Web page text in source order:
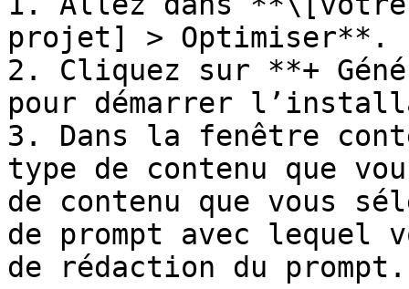
projet] > Optimiser**.
2. Cliquez sur **+
pour démarrer
3. Dans la fenêtre
type de contenu que
de contenu que vous
de prompt avec lequel
de rédaction du prompt.